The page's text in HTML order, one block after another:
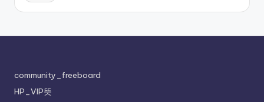
community_freeboard
HP_VIP뜻